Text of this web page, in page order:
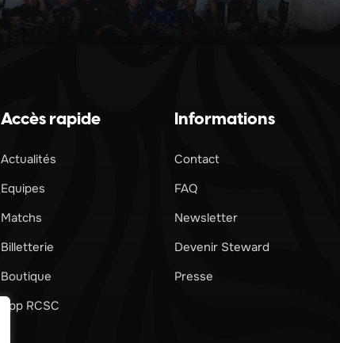
Accès rapide
Actualités
Equipes
Matchs
Billetterie
Boutique
App RCSC
Informations
Contact
FAQ
Newsletter
Devenir Steward
Presse